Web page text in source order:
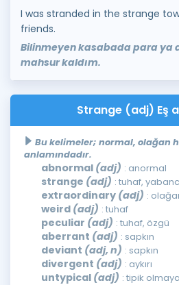
I was stranded in the strange
friends.
Bilinmeyen kasabada para ya
mahsur kaldım.
Strange (adj) Eş
Bu kelimeler; normal, olağan
anlamındadır.
abnormal (adj) : anormal
strange (adj) : tuhaf,
extraordinary (adj) :
weird (adj) : tuhaf
peculiar (adj) : tuhaf, özgü
aberrant (adj) : sapkın
deviant (adj, n) : sapkın
divergent (adj) : aykırı
untypical (adj) : tipik